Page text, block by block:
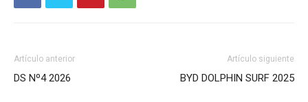
Artículo anterior
DS Nº4 2026
Artículo siguiente
BYD DOLPHIN SURF 2025